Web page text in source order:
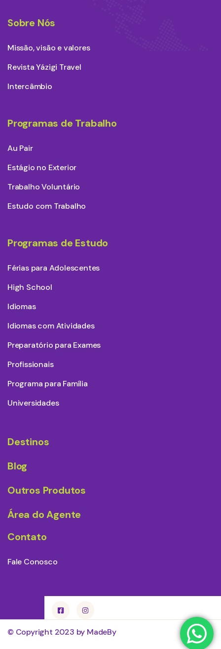
Sobre Nós
Missão, visão e valores
Revista Yázigi Travel
Intercâmbio
Programas de Trabalho
Au Pair
Estágio no Exterior
Trabalho Voluntário
Estudo com Trabalho
Programas de Estudo
Férias para Adolescentes
High School
Idiomas
Idiomas com Atividades
Preparatório para Exames
Profissionais
Programa para Família
Universidades
Destinos
Blog
Outros Produtos
Área do Agente
Contato
Fale Conosco
© Copyright 2023 by MadeBy